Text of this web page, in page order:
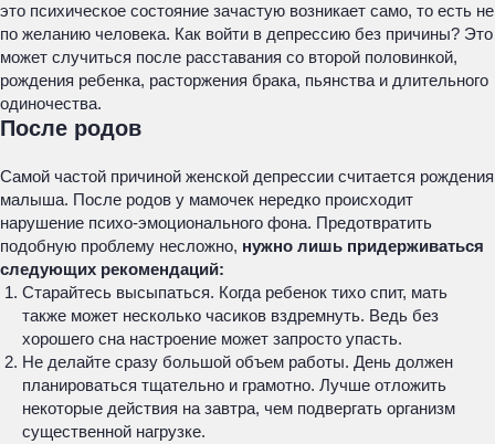
это психическое состояние зачастую возникает само, то есть не
по желанию человека. Как войти в депрессию без причины? Это
может случиться после расставания со второй половинкой,
рождения ребенка, расторжения брака, пьянства и длительного
одиночества.
После родов
Самой частой причиной женской депрессии считается рождения
малыша. После родов у мамочек нередко происходит
нарушение психо-эмоционального фона. Предотвратить
подобную проблему несложно, нужно лишь придерживаться
следующих рекомендаций:
Старайтесь высыпаться. Когда ребенок тихо спит, мать
также может несколько часиков вздремнуть. Ведь без
хорошего сна настроение может запросто упасть.
Не делайте сразу большой объем работы. День должен
планироваться тщательно и грамотно. Лучше отложить
некоторые действия на завтра, чем подвергать организм
существенной нагрузке.